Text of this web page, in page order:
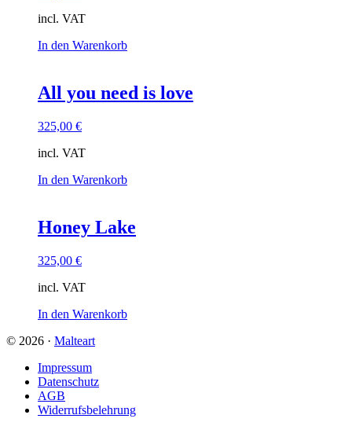
incl. VAT
In den Warenkorb
All you need is love
325,00 €
incl. VAT
In den Warenkorb
Honey Lake
325,00 €
incl. VAT
In den Warenkorb
© 2026 · Malteart
Impressum
Datenschutz
AGB
Widerrufsbelehrung